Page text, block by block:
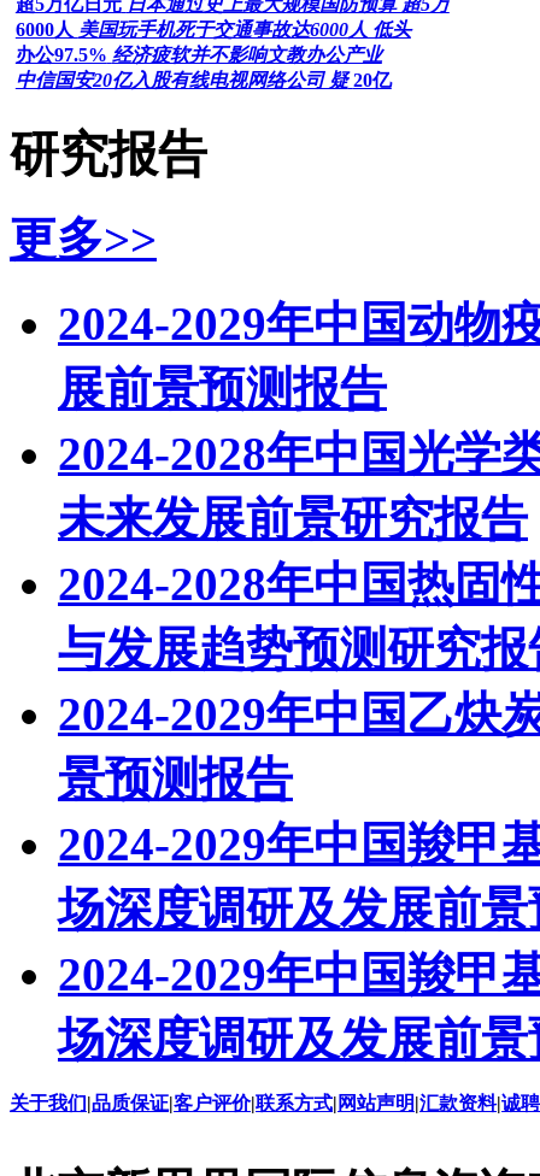
超5万亿日元 日本通过史上最大规模国防预算 超5万
6000人 美国玩手机死于交通事故达6000人 低头
办公97.5% 经济疲软并不影响文教办公产业
中信国安20亿入股有线电视网络公司 疑 20亿
研究报告
更多>>
2024-2029年中国动物
展前景预测报告
2024-2028年中国光学
未来发展前景研究报告
2024-2028年中国热固
与发展趋势预测研究报
2024-2029年中国乙炔
景预测报告
2024-2029年中国羧甲
场深度调研及发展前
2024-2029年中国羧甲
场深度调研及发展前
关于我们|品质保证|客户评价|联系方式| 网站声明|汇款资料|诚